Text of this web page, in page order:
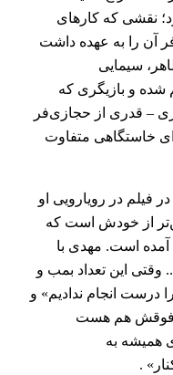
نقشی که کارهای
آن را به عهده داشت
سیمایی
و بازیگری که
– قدری از حجازی‌فر
خاستگاهی متفاوت
فیلم در رویارویی او
از خودش است که
است. مهدی با
وقتی این تعداد بمب و
درست انجام ندادیم» و
هم هست
همیشه به
.